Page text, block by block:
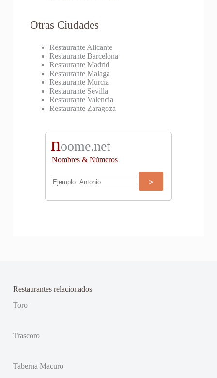
Otras Ciudades
Restaurante Alicante
Restaurante Barcelona
Restaurante Madrid
Restaurante Malaga
Restaurante Murcia
Restaurante Sevilla
Restaurante Valencia
Restaurante Zaragoza
noome.net
Nombres & Números
Restaurantes relacionados
Toro
Trascoro
Taberna Macuro